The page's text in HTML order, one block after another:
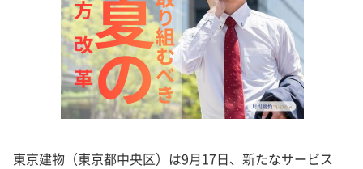
東京建物（東京都中央区）は9月17日、新たなサービス